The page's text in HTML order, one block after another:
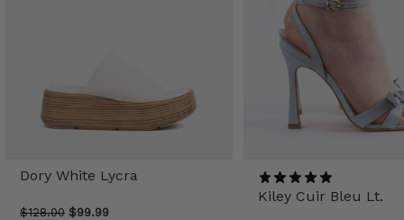
Dory White Lycra
$128.00 $99.99
Kiley Cuir Bleu Lt.